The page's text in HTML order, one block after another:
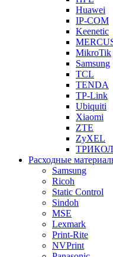
Huawei
IP-COM
Keenetic
MikroTik
Samsung
TCL
TENDA
TP-Link
Ubiquiti
Xiaomi
ZTE
ZyXEL
Расходные
Samsung
Ricoh
Static Control
Sindoh
MSE
Lexmark
Print-Rite
NVPrint